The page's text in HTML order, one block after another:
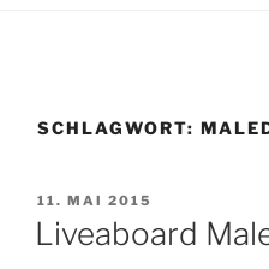
SCHLAGWORT:
VERÖFFENTLICHT
AM
11. MAI 2015
Liveaboard